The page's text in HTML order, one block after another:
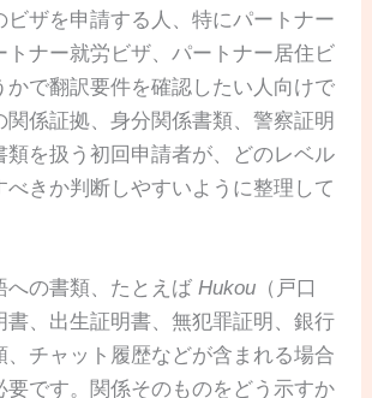
ビザを申請する人、特にパートナー
トナー就労ビザ、パートナー居住ビ
かで翻訳要件を確認したい人向けで
関係証拠、身分関係書類、警察証明
類を扱う初回申請者が、どのレベル
べきか判断しやすいように整理して
への書類、たとえばHukou （戸口
書、出生証明書、無犯罪証明、銀行
、チャット履歴などが含まれる場合
要です。関係そのものをどう示すか